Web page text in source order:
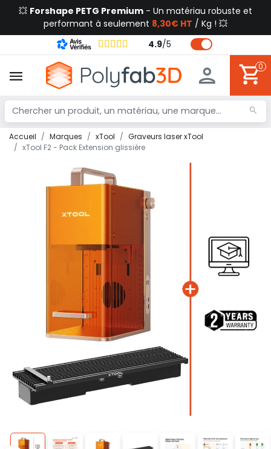
💥 Forshape PETG Premium - Un matériau robuste et
performant à seulement 8,30€ HT / Kg ! 💥
4.9/5
0
Accueil Marques xTool
Graveurs laser xTool
xTool F2 - Pack Extension glissière